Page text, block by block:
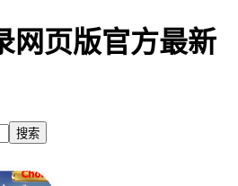
网页版官方最新